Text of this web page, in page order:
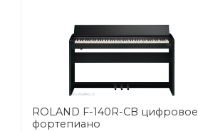
ROLAND F-140R-CB цифровое
фортепиано